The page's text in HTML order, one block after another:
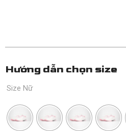
Hướng dẫn chọn size
Size Nữ